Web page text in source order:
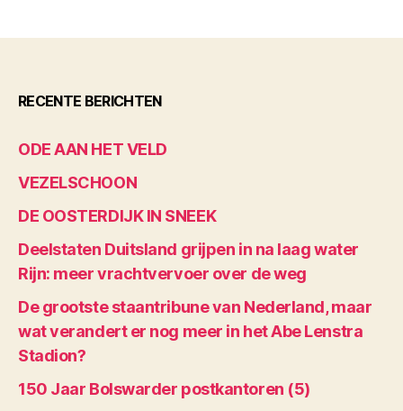
RECENTE BERICHTEN
ODE AAN HET VELD
VEZELSCHOON
DE OOSTERDIJK IN SNEEK
Deelstaten Duitsland grijpen in na laag water
Rijn: meer vrachtvervoer over de weg
De grootste staantribune van Nederland, maar
wat verandert er nog meer in het Abe Lenstra
Stadion?
150 Jaar Bolswarder postkantoren (5)